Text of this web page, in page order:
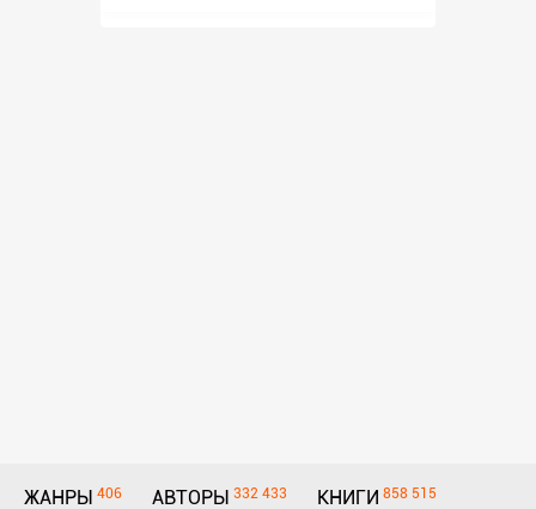
ЖАНРЫ 406 АВТОРЫ 332 433 КНИГИ 858 515